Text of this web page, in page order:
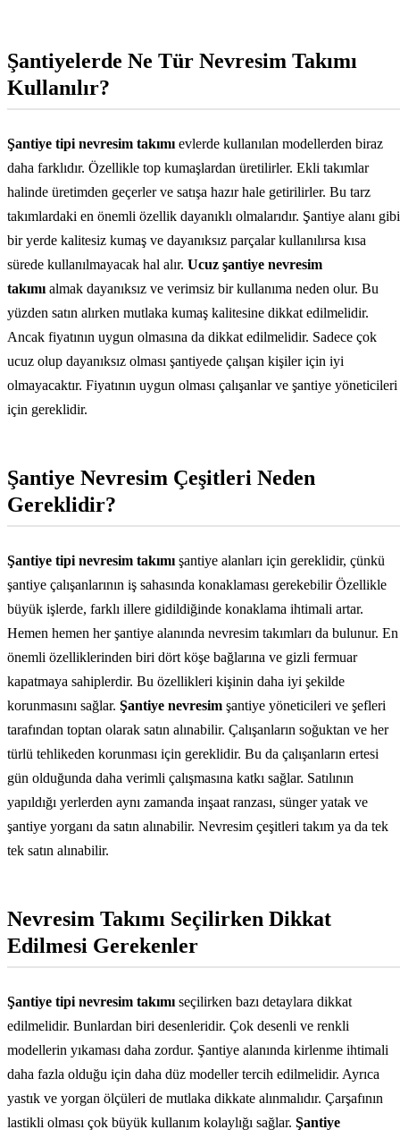
Şantiyelerde Ne Tür Nevresim Takımı
Kullanılır?
Şantiye tipi nevresim takımı evlerde kullanılan modellerden biraz
daha farklıdır. Özellikle top kumaşlardan üretilirler. Ekli takımlar
halinde üretimden geçerler ve satışa hazır hale getirilirler. Bu tarz
takımlardaki en önemli özellik dayanıklı olmalarıdır. Şantiye alanı gibi
bir yerde kalitesiz kumaş ve dayanıksız parçalar kullanılırsa kısa
sürede kullanılmayacak hal alır. Ucuz şantiye nevresim
takımı almak dayanıksız ve verimsiz bir kullanıma neden olur. Bu
yüzden satın alırken mutlaka kumaş kalitesine dikkat edilmelidir.
Ancak fiyatının uygun olmasına da dikkat edilmelidir. Sadece çok
ucuz olup dayanıksız olması şantiyede çalışan kişiler için iyi
olmayacaktır. Fiyatının uygun olması çalışanlar ve şantiye yöneticileri
için gereklidir.
Şantiye Nevresim Çeşitleri Neden
Gereklidir?
Şantiye tipi nevresim takımı şantiye alanları için gereklidir, çünkü
şantiye çalışanlarının iş sahasında konaklaması gerekebilir Özellikle
büyük işlerde, farklı illere gidildiğinde konaklama ihtimali artar.
Hemen hemen her şantiye alanında nevresim takımları da bulunur. En
önemli özelliklerinden biri dört köşe bağlarına ve gizli fermuar
kapatmaya sahiplerdir. Bu özellikleri kişinin daha iyi şekilde
korunmasını sağlar. Şantiye nevresim şantiye yöneticileri ve şefleri
tarafından toptan olarak satın alınabilir. Çalışanların soğuktan ve her
türlü tehlikeden korunması için gereklidir. Bu da çalışanların ertesi
gün olduğunda daha verimli çalışmasına katkı sağlar. Satılının
yapıldığı yerlerden aynı zamanda inşaat ranzası, sünger yatak ve
şantiye yorganı da satın alınabilir. Nevresim çeşitleri takım ya da tek
tek satın alınabilir.
Nevresim Takımı Seçilirken Dikkat
Edilmesi Gerekenler
Şantiye tipi nevresim takımı seçilirken bazı detaylara dikkat
edilmelidir. Bunlardan biri desenleridir. Çok desenli ve renkli
modellerin yıkaması daha zordur. Şantiye alanında kirlenme ihtimali
daha fazla olduğu için daha düz modeller tercih edilmelidir. Ayrıca
yastık ve yorgan ölçüleri de mutlaka dikkate alınmalıdır. Çarşafının
lastikli olması çok büyük kullanım kolaylığı sağlar. Şantiye